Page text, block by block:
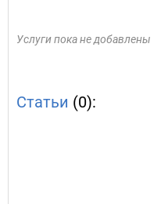
Услуги пока не добавлены
Статьи (0):